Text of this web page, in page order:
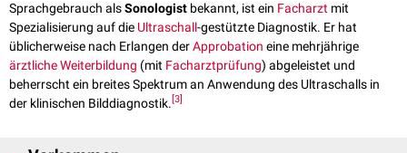
Sprachgebrauch alsSonologist bekannt, ist ein Facharzt mit
Spezialisierung auf die Ultraschall-gestützte Diagnostik. Er hat
üblicherweise nach Erlangen derApprobation eine mehrjährige
ärztliche Weiterbildung (mit Facharztprüfung) abgeleistet und
beherrscht ein breites Spektrum an Anwendung des Ultraschalls in
der klinischen Bilddiagnostik. 3